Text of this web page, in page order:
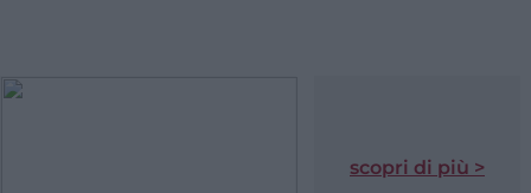
scopri di più >